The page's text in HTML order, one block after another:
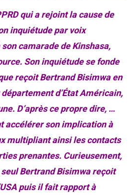
qui a rejoint la cause de
inquiétude par voix
camarade de Kinshasa,
Son inquiétude se fonde
reçoit Bertrand Bisimwa en
d’État Américain,
D’après ce propre dire, …
accélérer son implication à
multipliant ainsi les contacts
prenantes. Curieusement,
Bertrand Bisimwa reçoit
puis il fait rapport à